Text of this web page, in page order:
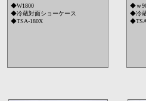
◆W1800
◆冷蔵対面ショーケース
◆TSA-180X
◆ｗ
◆冷